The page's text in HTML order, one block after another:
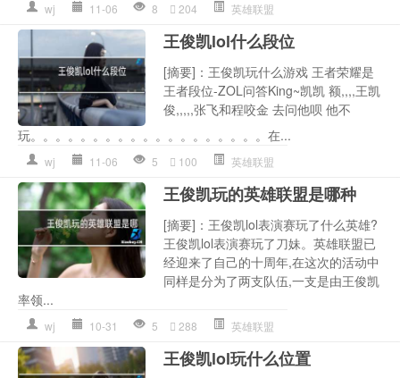
wj 11-06 8 204 英雄联盟
王俊凯lol什么段位
[摘要]：王俊凯玩什么游戏 王者荣耀是
王者段位-ZOL问答King~凯凯 额,,,,王凯
俊,,,,,张飞和程咬金 去问他呗 他不
玩。。。。。。。。。。。。。。。。。。。在...
wj 11-06 5 100 英雄联盟
王俊凯玩的英雄联盟是哪种
[摘要]：王俊凯lol表演赛玩了什么英雄?
王俊凯lol表演赛玩了刀妹。英雄联盟已
经迎来了自己的十周年,在这次的活动中
同样是分为了两支队伍,一支是由王俊凯
率领...
wj 10-31 5 288 英雄联盟
王俊凯lol玩什么位置